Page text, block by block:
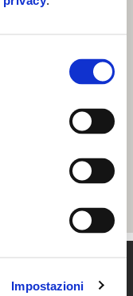
Impostazioni